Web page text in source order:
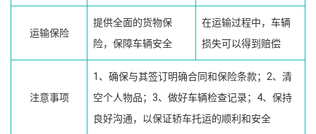
运输保险
提供全面的货物保
险，保障车辆安全
在运输过程中，车辆
损失可以得到赔偿
注意事项
1、确保与其签订明确合同和保险条款；2、清
空个人物品；3、做好车辆检查记录；4、保持
良好沟通，以保证轿车托运的顺利和安全